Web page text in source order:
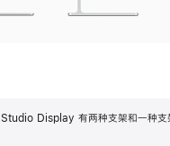
Studio Display 有两种支架和一种支